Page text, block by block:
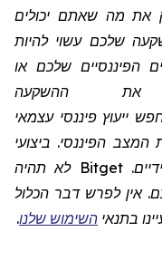
את מה שאתם יכולים
שלכם עשוי להיות
הפיננסיים שלכם או
ההשקעה
ייעוץ פיננסי עצמאי
המצב הפיננסי. ביצועי
Bitget לא תהיה
אין לפרש דבר הכלול
בתנאי השימוש שלנו.